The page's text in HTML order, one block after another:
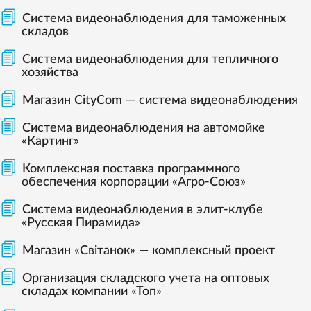
Система видеонаблюдения для таможенных
складов
Система видеонаблюдения для тепличного
хозяйства
Магазин CityCom — система видеонаблюдения
Система видеонаблюдения на автомойке
«Картинг»
Комплексная поставка программного
обеспечения корпорации «Агро-Союз»
Система видеонаблюдения в элит-клубе
«Русская Пирамида»
Магазин «Світанок» — комплексный проект
Организация складского учета на оптовых
складах компании «Топ»